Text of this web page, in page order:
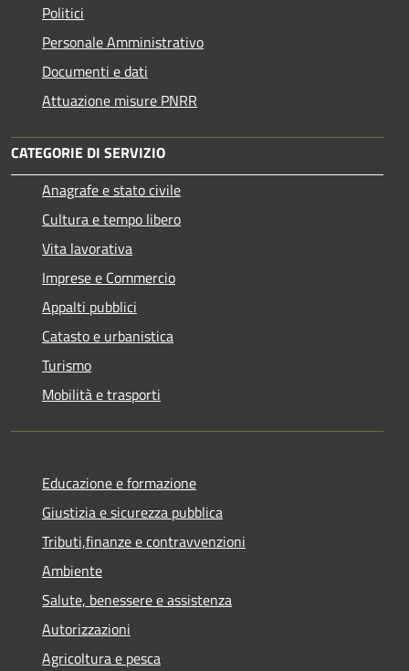
Politici
Personale Amministrativo
Documenti e dati
Attuazione misure PNRR
CATEGORIE DI SERVIZIO
Anagrafe e stato civile
Cultura e tempo libero
Vita lavorativa
Imprese e Commercio
Appalti pubblici
Catasto e urbanistica
Turismo
Mobilità e trasporti
Educazione e formazione
Giustizia e sicurezza pubblica
Tributi,finanze e contravvenzioni
Ambiente
Salute, benessere e assistenza
Autorizzazioni
Agricoltura e pesca